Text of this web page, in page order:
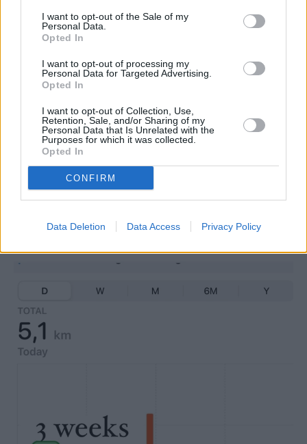
I want to opt-out of the Sale of my
Personal Data.
Opted In
I want to opt-out of processing my
Personal Data for Targeted Advertising.
Opted In
I want to opt-out of Collection, Use,
Retention, Sale, and/or Sharing of my
Personal Data that Is Unrelated with the
Purposes for which it was collected.
Opted In
CONFIRM
Data Deletion Data Access Privacy Policy